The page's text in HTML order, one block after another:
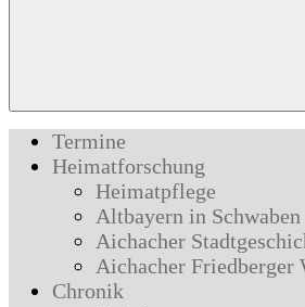
Termine
Heimatforschung
Heimatpflege
Altbayern in Schwaben
Aichacher
Aichacher Friedberger
Chronik